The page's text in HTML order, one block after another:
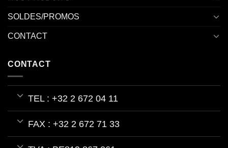
SOLDES/PROMOS
CONTACT
CONTACT
TEL : +32 2 672 04 11
FAX : +32 2 672 71 33